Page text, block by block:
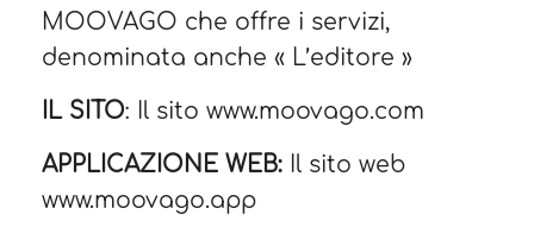
MOOVAGO che offre i servizi,
denominata anche « L’editore »
IL SITO: Il sito www.moovago.com
APPLICAZIONE WEB: Il sito web
www.moovago.app